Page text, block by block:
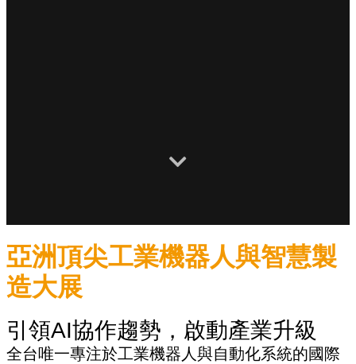
亞洲頂尖工業機器人與智慧製
造大展
引領AI協作趨勢，啟動產業升級
全台唯一專注於工業機器人與自動化系統的國際